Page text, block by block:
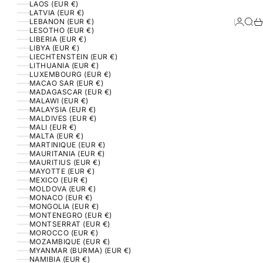
LAOS (EUR €)
LATVIA (EUR €)
LEBANON (EUR €)
LESOTHO (EUR €)
LIBERIA (EUR €)
LIBYA (EUR €)
LIECHTENSTEIN (EUR €)
LITHUANIA (EUR €)
LUXEMBOURG (EUR €)
MACAO SAR (EUR €)
MADAGASCAR (EUR €)
MALAWI (EUR €)
MALAYSIA (EUR €)
MALDIVES (EUR €)
MALI (EUR €)
MALTA (EUR €)
MARTINIQUE (EUR €)
MAURITANIA (EUR €)
MAURITIUS (EUR €)
MAYOTTE (EUR €)
MEXICO (EUR €)
MOLDOVA (EUR €)
MONACO (EUR €)
MONGOLIA (EUR €)
MONTENEGRO (EUR €)
MONTSERRAT (EUR €)
MOROCCO (EUR €)
MOZAMBIQUE (EUR €)
MYANMAR (BURMA) (EUR €)
NAMIBIA (EUR €)
Login